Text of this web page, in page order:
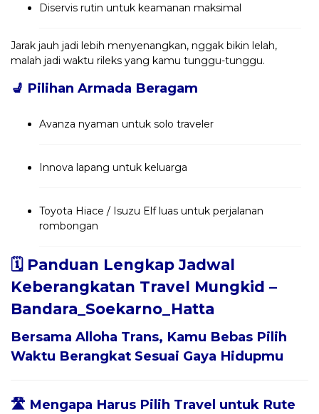
Diservis rutin untuk keamanan maksimal
Jarak jauh jadi lebih menyenangkan, nggak bikin lelah,
malah jadi waktu rileks yang kamu tunggu-tunggu.
💺 Pilihan Armada Beragam
Avanza nyaman untuk solo traveler
Innova lapang untuk keluarga
Toyota Hiace / Isuzu Elf luas untuk perjalanan
rombongan
🗓️ Panduan Lengkap Jadwal
Keberangkatan Travel Mungkid –
Bandara_Soekarno_Hatta
Bersama Alloha Trans, Kamu Bebas Pilih
Waktu Berangkat Sesuai Gaya Hidupmu
🛣️ Mengapa Harus Pilih Travel untuk Rute